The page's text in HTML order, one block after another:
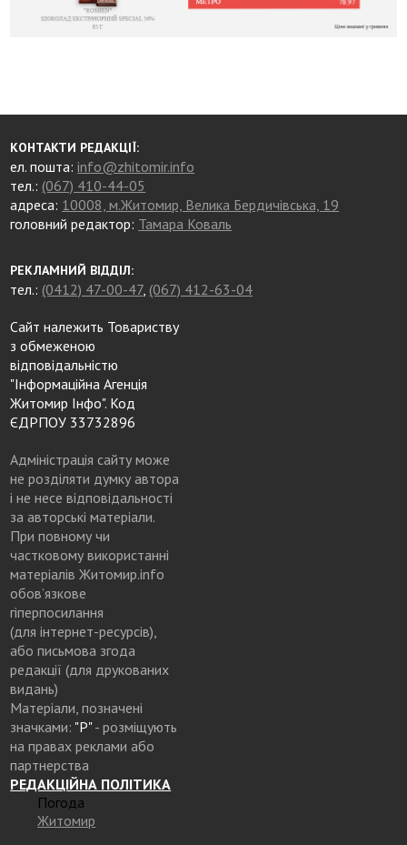
КОНТАКТИ РЕДАКЦІЇ:
ел. пошта:info@zhitomir.info
тел.: (067) 410-44-05
адреса: 10008, м.Житомир, Велика Бердичівська, 19
головний редактор: Тамара Коваль
РЕКЛАМНИЙ ВІДДІЛ:
тел.: (0412) 47-00-47, (067) 412-63-04
Сайт належить Товариству
з обмеженою
відповідальністю
"Інформаційна Агенція
Житомир Інфо". Код
ЄДРПОУ 33732896
Адміністрація сайту може
не розділяти думку автора
і не несе відповідальності
за авторські матеріали.
При повному чи
частковому використанні
матеріалів Житомир.info
обов’язкове
гіперпосилання
(для інтернет-ресурсів),
або письмова згода
редакції (для друкованих
видань)
Матеріали, позначені
значками: "Р"- розміщують
на правах реклами або
партнерства
РЕДАКЦІЙНА ПОЛІТИКА
Погода
Житомир